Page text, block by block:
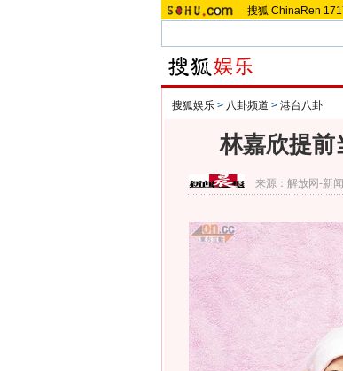
搜狐 ChinaRen
搜狐娱乐 > 八卦频道 > 港台八卦
林嘉欣提前
来源：解放网-新